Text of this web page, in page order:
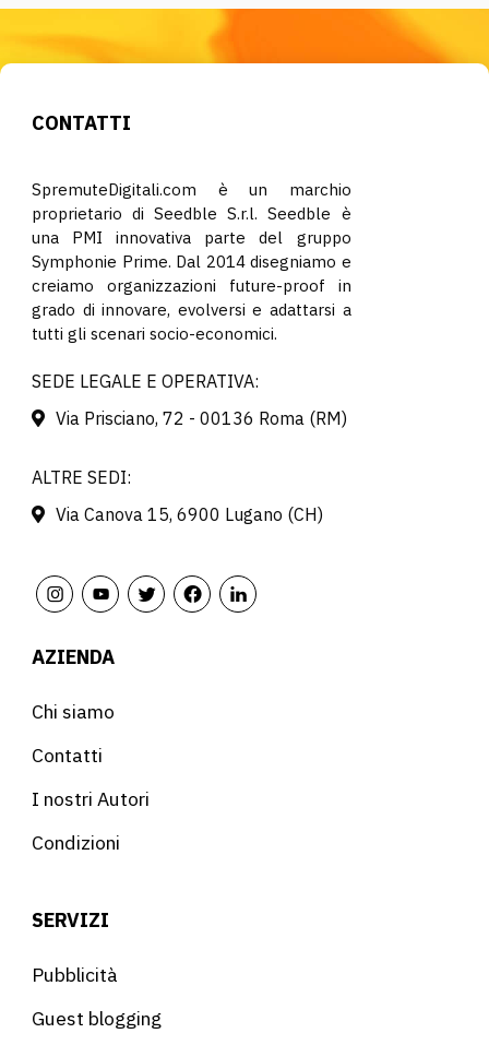
CONTATTI
SpremuteDigitali.com è un marchio
proprietario di Seedble S.r.l. Seedble è
una PMI innovativa parte del gruppo
Symphonie Prime. Dal 2014 disegniamo e
creiamo organizzazioni future-proof in
grado di innovare, evolversi e adattarsi a
tutti gli scenari socio-economici.
SEDE LEGALE E OPERATIVA:
Via Prisciano, 72 - 00136 Roma (RM)
ALTRE SEDI:
Via Canova 15, 6900 Lugano (CH)
AZIENDA
Chi siamo
Contatti
I nostri Autori
Condizioni
SERVIZI
Pubblicità
Guest blogging